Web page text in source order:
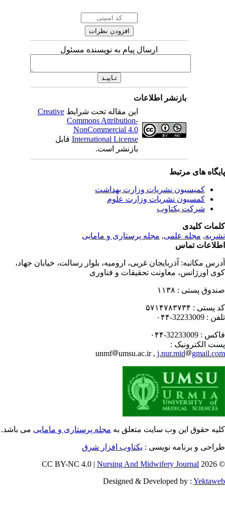
ارسال پیام به نویسنده مسئول
بازنشر اطلاعات
این مقاله تحت شرایطCreative
Commons Attribution-
NonCommercial 4.0
International Licenseقابل
بازنشر است.
های مرتبط
کمیسیون نشریات وزارت بهداشت
کمسیون نشریات وزارت علوم
شرکت یکتاوب
کلیدی
,مجله علمی, مجله پرستاری و مامایی
تماس
مکاتبه:آذربایجان غربی، ارومیه، بلوار رسالت، خیابان جهاد،
اورژانس، معاونت تحقیقات و فناوری
پستی : ۱۱۳۸
پستی : ۵۷۱۴۷۸۳۷۳۴
: 32233009-۰۴۴
: 32233009-۰۴۴
الکترونیک :
unmf
umsu.ac.ir ,j.nur.mid
حقوق این وب سایت متعلق بهمجله پرستاری و ماماییمی باشد.
و برنامه نویسی : یکتاوب افزار شرق
©
Nursing And Midwifery Journal
Designed & Developed by :